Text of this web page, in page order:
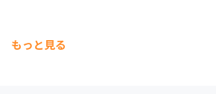
もっと見る